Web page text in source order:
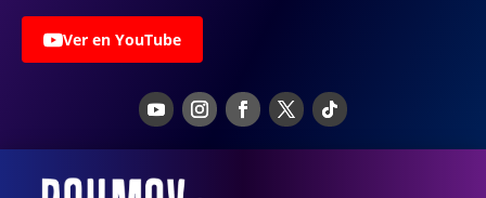
Ver en YouTube